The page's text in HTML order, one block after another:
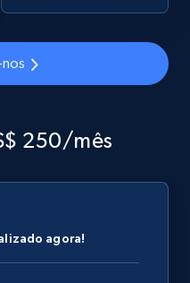
Comece agora
250/mês
agora!